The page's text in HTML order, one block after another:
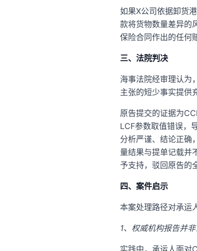
如果X公司依据卸货
款将货物数量差异的
保险合同作出的任何
三、法院判决
海事法院经审理认为
主张的短少事实提供
原告提交的证据为
LCF参数取值错误，
分析严谨、结论正确
量结果与提单记载并
予支持，驳回原告的
四、案件启示
本案处理路径对承运
1、权威机构报告并
实践中，承运人面对